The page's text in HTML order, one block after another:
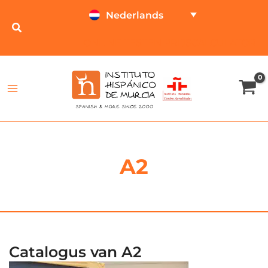
naar
Nederlands
A2
Catalogus van A2